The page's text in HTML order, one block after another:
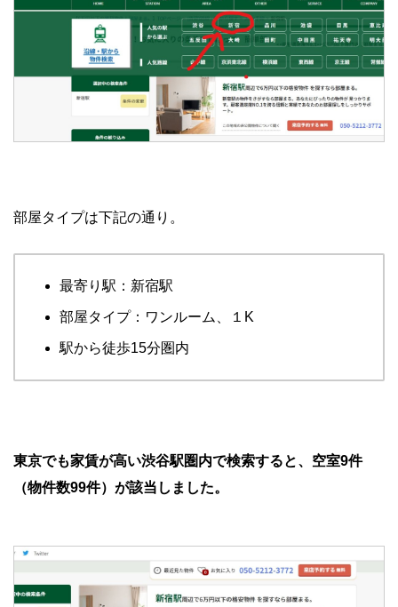
部屋タイプは下記の通り。
最寄り駅：新宿駅
部屋タイプ：ワンルーム、１K
駅から徒歩15分圏内
東京でも家賃が高い渋谷駅圏内で検索すると、空室9件
（物件数99件）が該当しました。